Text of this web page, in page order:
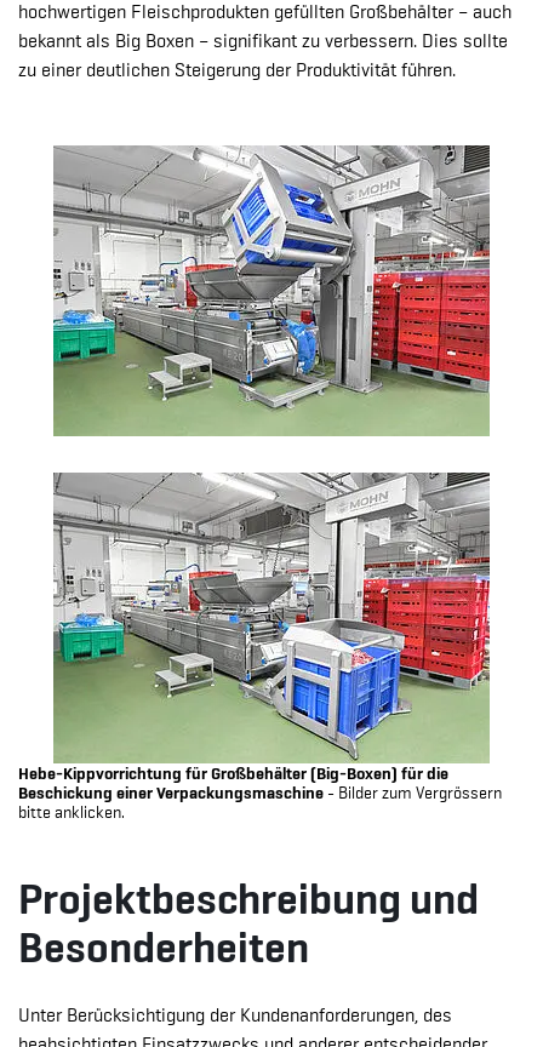
hochwertigen Fleischprodukten gefüllten Großbehälter – auch
bekannt als Big Boxen – signifikant zu verbessern. Dies sollte
zu einer deutlichen Steigerung der Produktivität führen.
Hebe-Kippvorrichtung für Großbehälter (Big-Boxen) für die
Beschickung einer Verpackungsmaschine - Bilder zum Vergrössern
bitte anklicken.
Projektbeschreibung und
Besonderheiten
Unter Berücksichtigung der Kundenanforderungen, des